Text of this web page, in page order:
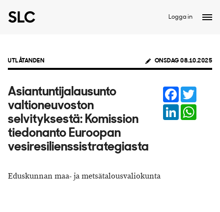
Logga in
UTLÅTANDEN ONSDAG 08.10.2025
Asiantuntijalausunto
valtioneuvoston
selvityksestä: Komission
tiedonanto Euroopan
vesiresilienssistrategiasta
Facebook
LinkedIn
Eduskunnan maa- ja metsätalousvaliokunta